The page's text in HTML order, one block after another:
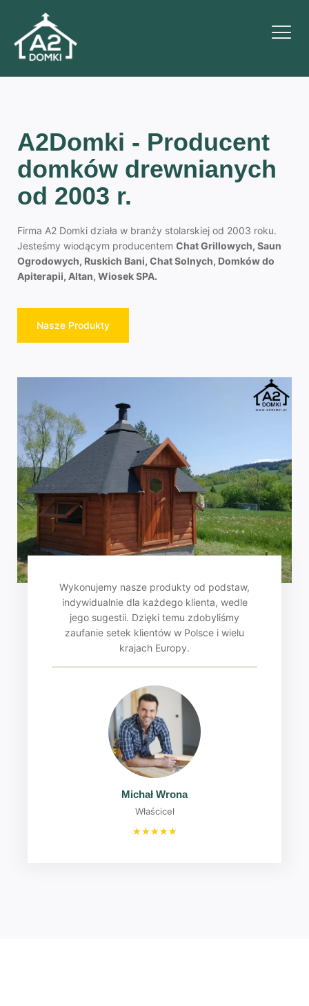
MENU
Wykonujemy nasze produkty od podstaw,
indywidualnie dla każdego klienta, wedle
jego sugestii. Dzięki temu zdobyliśmy
zaufanie setek klientów w Polsce i wielu
krajach Europy.
Michał Wrona
Właścicel
★★★★★
A2Domki - Producent
domków drewnianych
od 2003 r.
Firma A2 Domki działa w branży stolarskiej od 2003 roku.
Jesteśmy wiodącym producentem Chat Grillowych, Saun
Ogrodowych, Ruskich Bani, Chat Solnych, Domków do
Apiterapii, Altan, Wiosek SPA.
Nasze Produkty